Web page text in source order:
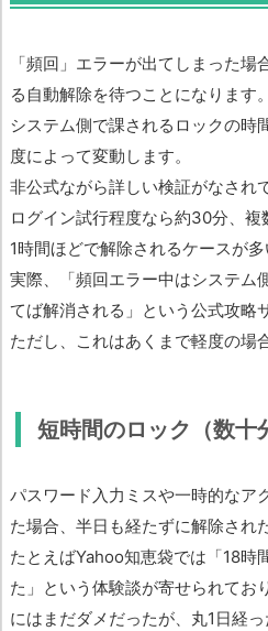
「頻回」エラーが出てしまった
る自動解除を待つことになります。
システム側で課されるロックの時
度によって変動します。
非公式ながら詳しい検証がなされ
ログイン試行程度なら約30分、
1時間ほどで解除されるケースが多
実際、「頻回エラー中はシステム
てば解消される」という公式攻略
ただし、これはあくまで軽度の場
短時間のロック（数十
パスワード入力ミスや一時的なア
た場合、半日も経たずに解除され
たとえばYahoo知恵袋では「18時
た」という体験談が寄せられてお
にはまだダメだったが、丸1日経